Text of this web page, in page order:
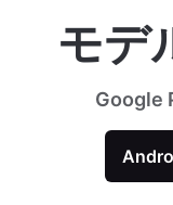
モデ
Google